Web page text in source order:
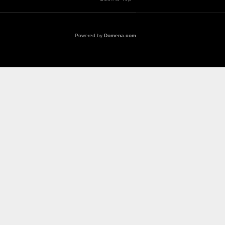
Powered by Domena.com